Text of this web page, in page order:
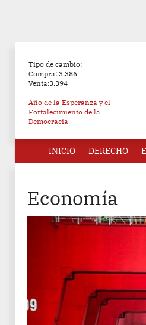
Tipo de cambio:
Compra: 3.386
Venta:3.394
Año de la Esperanza y el
Fortalecimiento de la
Democracia
INICIO DERECHO
Economía